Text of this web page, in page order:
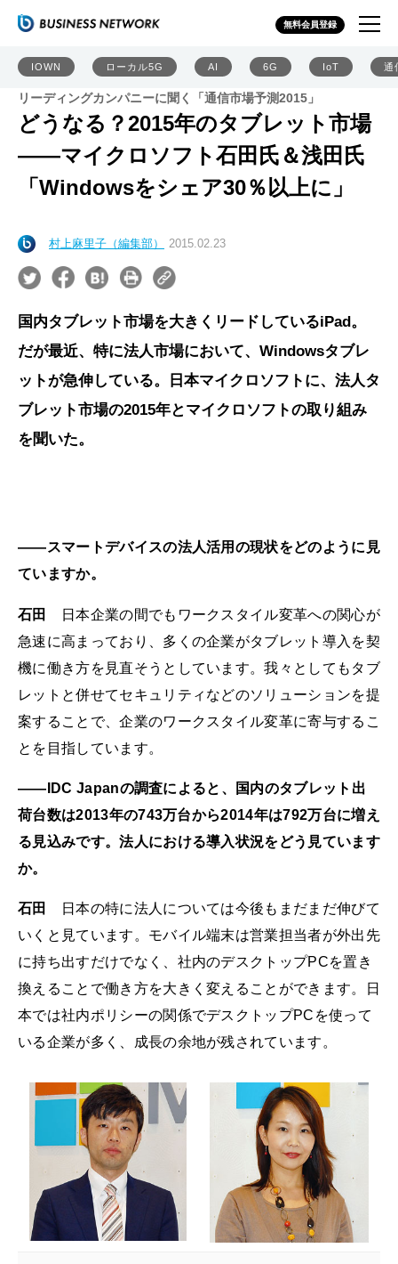
無料会員登録
IOWN ローカル5G AI 6G IoT 通
リーディングカンパニーに聞く「通信市場予測2015」
どうなる？2015年のタブレット市場
――マイクロソフト石田氏＆浅田氏
「Windowsをシェア30％以上に」
村上麻里子（編集部） 2015.02.23
国内タブレット市場を大きくリードしているiPad。
だが最近、特に法人市場において、Windowsタブレ
ットが急伸している。日本マイクロソフトに、法人タ
ブレット市場の2015年とマイクロソフトの取り組み
を聞いた。
――スマートデバイスの法人活用の現状をどのように見
ていますか。
石田
日本企業の間でもワークスタイル変革への関心が
急速に高まっており、多くの企業がタブレット導入を契
機に働き方を見直そうとしています。我々としてもタブ
レットと併せてセキュリティなどのソリューションを提
案することで、企業のワークスタイル変革に寄与するこ
とを目指しています。
――IDC Japanの調査によると、国内のタブレット出
荷台数は2013年の743万台から2014年は792万台に増え
る見込みです。法人における導入状況をどう見ています
か。
石田
日本の特に法人については今後もまだまだ伸びて
いくと見ています。モバイル端末は営業担当者が外出先
に持ち出すだけでなく、社内のデスクトップPCを置き
換えることで働き方を大きく変えることができます。日
本では社内ポリシーの関係でデスクトップPCを使って
いる企業が多く、成長の余地が残されています。